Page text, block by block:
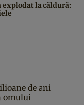
explodat la căldură:
de ani
omului